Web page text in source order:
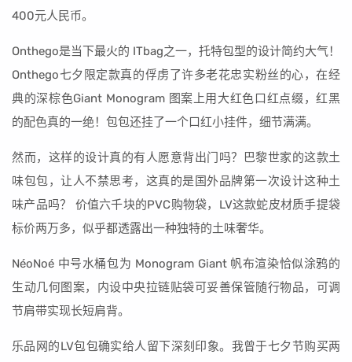
400元人民币。
Onthego是当下最火的 ITbag之一，托特包型的设计简约大气！
Onthego七夕限定款真的俘虏了许多老花忠实粉丝的心，在经
典的深棕色Giant Monogram 图案上用大红色口红点缀，红黑
的配色真的一绝！包包还挂了一个口红小挂件，细节满满。
然而，这样的设计真的有人愿意背出门吗？巴黎世家的这款土
味包包，让人不禁思考，这真的是国外品牌第一次设计这种土
味产品吗？ 价值六千块的PVC购物袋，LV这款蛇皮材质手提袋
标价两万多，似乎都透露出一种独特的土味奢华。
NéoNoé 中号水桶包为 Monogram Giant 帆布渲染恰似涂鸦的
生动几何图案，内设中央拉链贴袋可妥善保管随行物品，可调
节肩带实现长短肩背。
乐品网的LV包包确实给人留下深刻印象。我曾于七夕节购买两